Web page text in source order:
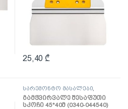
25,40 ₾
სარემონტო მასალები
ლენტი
გამჭვირვალე შესაფუთი
სკოჩი 45*40მ (0340-044540)